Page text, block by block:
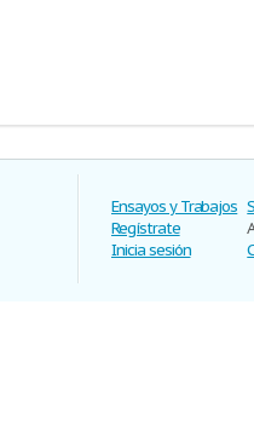
Ensayos y Trabajos
Regístrate
Inicia sesión